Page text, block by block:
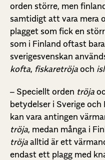
orden större, men
samtidigt att vara mera
plagget som fick en
som i Finland oftast
sverigesvenskan
kofta, fiskaretröja och
– Speciellt orden tröja
betydelser i Sverige och
kan vara antingen
tröja, medan många i
tröja alltid är ett
endast ett plagg med